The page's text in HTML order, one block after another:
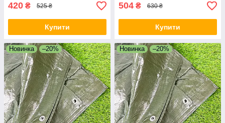
420 ₴ 525 ₴
Купити
504 ₴ 630 ₴
Купити
Новинка –20% Новинка –20%